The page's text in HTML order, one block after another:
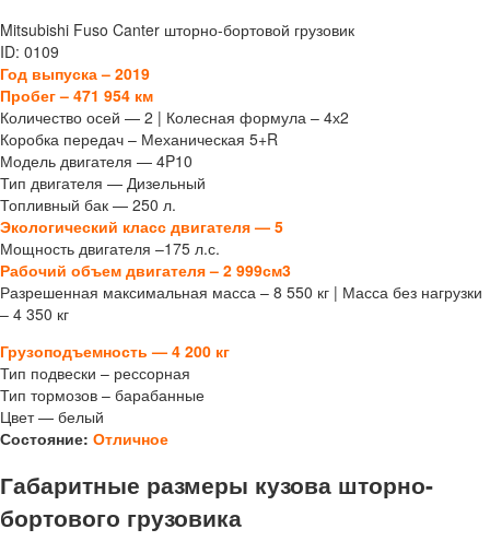
Mitsubishi Fuso Canter шторно-бортовой грузовик
ID: 0109
Год выпуска – 2019
Пробег – 471 954 км
Количество осей — 2 | Колесная формула – 4х2
Коробка передач – Механическая 5+R
Модель двигателя — 4P10
Тип двигателя — Дизельный
Топливный бак — 250 л.
Экологический класс двигателя — 5
Мощность двигателя –175 л.с.
Рабочий объем двигателя – 2 999см3
Разрешенная максимальная масса – 8 550 кг | Масса без нагрузки
– 4 350 кг
Грузоподъемность — 4 200 кг
Тип подвески – рессорная
Тип тормозов – барабанные
Цвет — белый
Состояние: Отличное
Габаритные размеры кузова шторно-
бортового грузовика